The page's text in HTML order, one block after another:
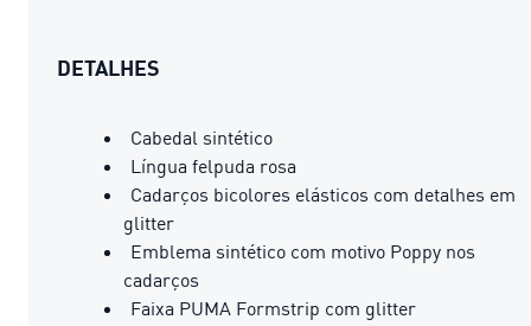
DETALHES
Cabedal sintético
Língua felpuda rosa
Cadarços bicolores elásticos com detalhes em
glitter
Emblema sintético com motivo Poppy nos
cadarços
Faixa PUMA Formstrip com glitter